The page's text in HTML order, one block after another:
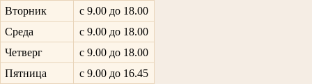
Вторник
с 9.00 до 18.00
Среда
с 9.00 до 18.00
Четверг
с 9.00 до 18.00
Пятница
с 9.00 до 16.45